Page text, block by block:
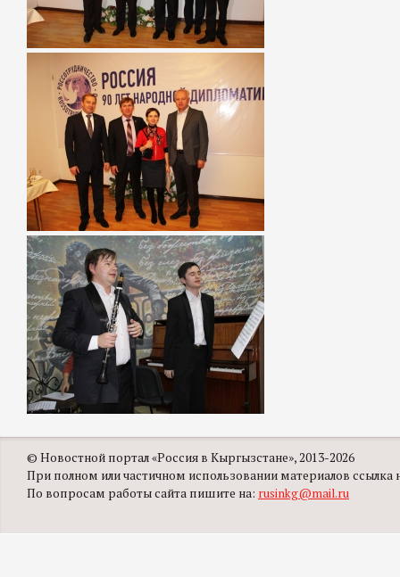
© Новостной портал «Россия в Кыргызстане», 2013-2026
При полном или частичном использовании материалов ссылка
По вопросам работы сайта пишите на: rusinkg@mail.ru